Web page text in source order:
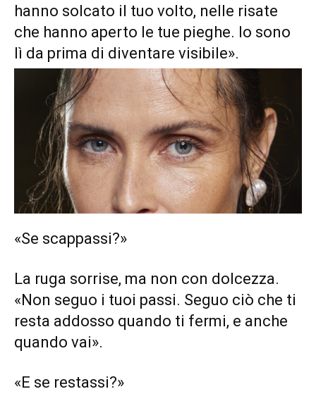
hanno solcato il tuo volto, nelle risate
che hanno aperto le tue pieghe. Io sono
lì da prima di diventare visibile».
«Se scappassi?»
La ruga sorrise, ma non con dolcezza.
«Non seguo i tuoi passi. Seguo ciò che ti
resta addosso quando ti fermi, e anche
quando vai».
«E se restassi?»